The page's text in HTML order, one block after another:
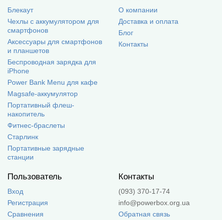
Блекаут
Чехлы с аккумулятором для
смартфонов
Аксессуары для смартфонов
и планшетов
Беспроводная зарядка для
iPhone
Power Bank Menu для кафе
Magsafe-аккумулятор
Портативный флеш-
накопитель
Фитнес-браслеты
Старлинк
Портативные зарядные
станции
О компании
Доставка и оплата
Блог
Контакты
Пользователь
Вход
Регистрация
Сравнения
Контакты
(093) 370-17-74
info@powerbox.org.ua
Обратная связь